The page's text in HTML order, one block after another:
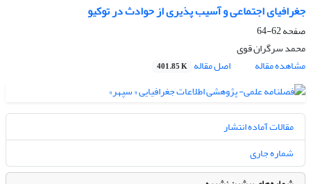
جغرافیاى اجتماعى و آسیب‏ پذیرى از حوادث در توکیو
صفحه62-64
محمد سرگران قوی
مشاهده مقاله
اصل مقاله 401.85 K
مقالات آماده انتشار
شماره جاری